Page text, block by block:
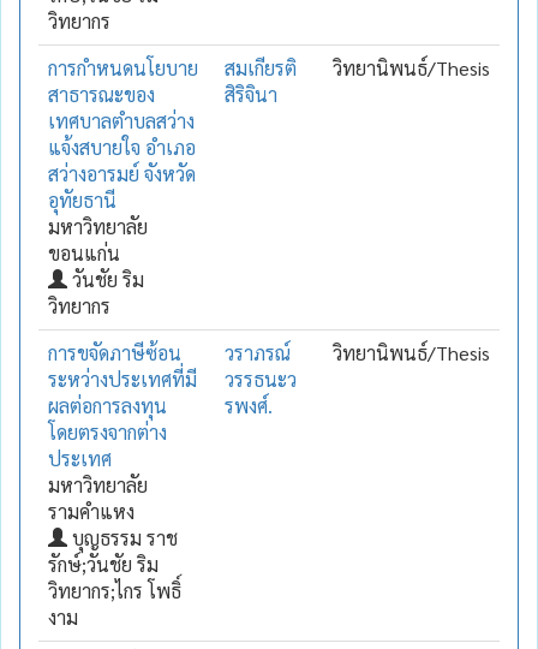
วิทยากร
การกำหนดนโยบาย
สาธารณะของ
เทศบาลตำบลสว่าง
แจ้งสบายใจ อำเภอ
สว่างอารมย์ จังหวัด
อุทัยธานี
มหาวิทยาลัย
ขอนแก่น
วันชัย ริม
วิทยากร
สมเกียรติ
สิริจินา
วิทยานิพนธ์/Thesis
การขจัดภาษีซ้อน
ระหว่างประเทศที่มี
ผลต่อการลงทุน
โดยตรงจากต่าง
ประเทศ
มหาวิทยาลัย
รามคำแหง
บุญธรรม ราช
รักษ์;วันชัย ริม
วิทยากร;ไกร โพธิ์
งาม
วราภรณ์
วรรธนะว
รพงศ์.
วิทยานิพนธ์/Thesis